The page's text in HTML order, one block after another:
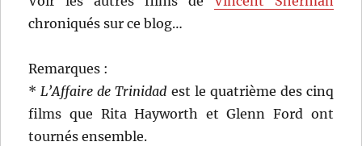
chroniqués sur ce blog…
Remarques :
*L’Affaire de Trinidad est le quatrième des cinq
films que Rita Hayworth et Glenn Ford ont
tournés ensemble.